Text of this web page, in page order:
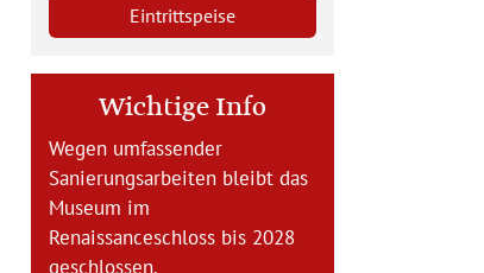
Eintrittspeise
Wichtige Info
Wegen umfassender
Sanierungsarbeiten bleibt das
Museum im
Renaissanceschloss bis 2028
geschlossen.